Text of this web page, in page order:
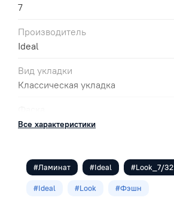
7
Производитель
Ideal
Вид укладки
Классическая укладка
без фаски
Бежевый
Класс
Все характеристики
#Ламинат #Ideal #Look_7/32
#Ideal #Look #Фэшн